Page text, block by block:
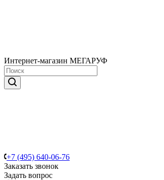
Интернет-магазин МЕГАРУФ
+7 (495) 640-06-76
Заказать звонок
Задать вопрос